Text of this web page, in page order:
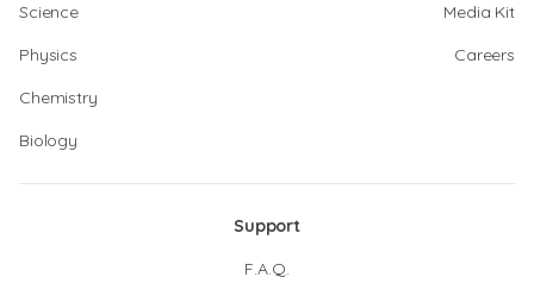
Science
Physics
Chemistry
Biology
Media Kit
Careers
Support
F.A.Q.